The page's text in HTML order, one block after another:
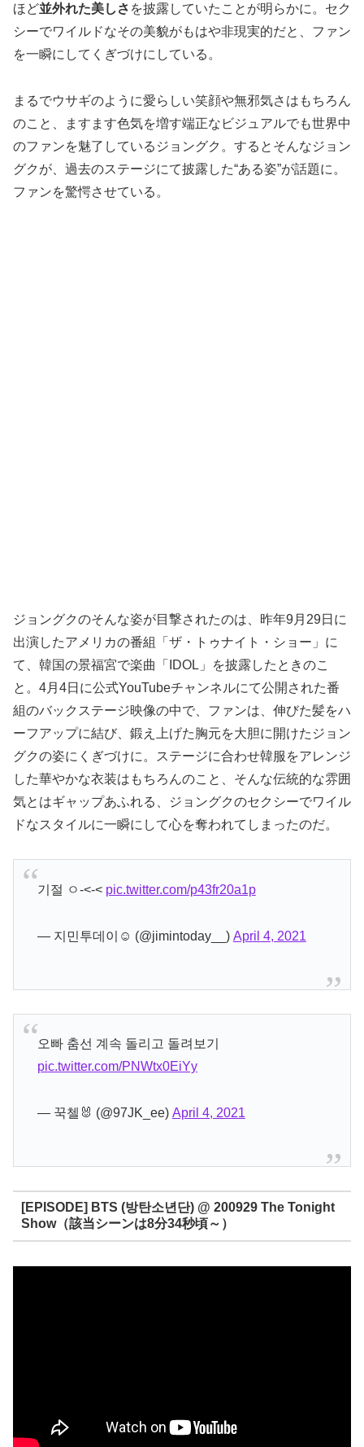
ほど並外れた美しさ を披露していたことが明らかに。セク
シーでワイルドなその美貌がもはや非現実的だと、ファン
を一瞬にしてくぎづけにしている。
まるでウサギのように愛らしい笑顔や無邪気さはもちろん
のこと、ますます色気を増す端正なビジュアルでも世界中
のファンを魅了しているジョングク。するとそんなジョン
グクが、過去のステージにて披露した“ある姿”が話題に。
ファンを驚愕させている。
ジョングクのそんな姿が目撃されたのは、昨年9月29日に
出演したアメリカの番組「ザ・トゥナイト・ショー」に
て、韓国の景福宮で楽曲「IDOL」を披露したときのこ
と。4月4日に公式YouTubeチャンネルにて公開された番
組のバックステージ映像の中で、ファンは、伸びた髪をハ
ーフアップに結び、鍛え上げた胸元を大胆に開けたジョン
グクの姿にくぎづけに。ステージに合わせ韓服をアレンジ
した華やかな衣装はもちろんのこと、そんな伝統的な雰囲
気とはギャップあふれる、ジョングクのセクシーでワイル
ドなスタイルに一瞬にして心を奪われてしまったのだ。
기절 ㅇ-<-< pic.twitter.com/p43fr20a1p
— 지민투데이☺️ (@jimintoday__) April 4, 2021
오빠 춤선 계속 돌리고 돌려보기
pic.twitter.com/PNWtx0EiYy
— 꾹첼🐰 (@97JK_ee) April 4, 2021
[EPISODE] BTS (방탄소년단) @ 200929 The Tonight
Show（該当シーンは8分34秒頃～）